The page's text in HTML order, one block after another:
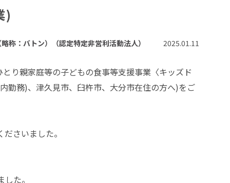
)
称：バトン）（認定特定非営利活動法人） 2025.01.11
り親家庭等の子どもの食事等支援事業〈キッズド
勤務)、津久見市、臼杵市、大分市在住の方へ)をご
さいました。
た。